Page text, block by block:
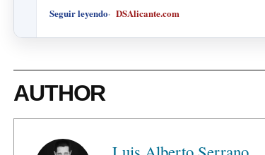
Seguir leyendo DSAlicante.com
AUTHOR